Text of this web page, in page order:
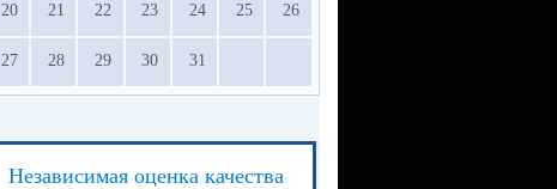
20 21 22 23 24 25 26
27 28 29 30 31
Независимая оценка качества